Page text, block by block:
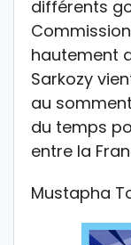
différents
hautement
Sarkozy
au
du temps
entre la
Mustapha